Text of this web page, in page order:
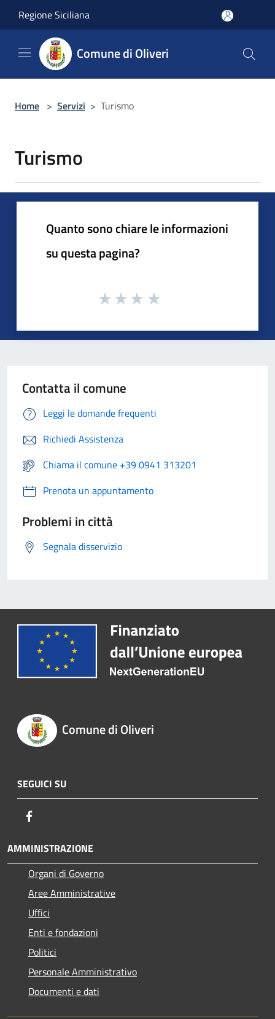
Regione Siciliana
Comune di Oliveri
Home > Servizi > Turismo
Turismo
Quanto sono chiare le informazioni
su questa pagina?
Contatta il comune
Leggi le domande frequenti
Richiedi Assistenza
Chiama il comune +39 0941 313201
Prenota un appuntamento
Problemi in città
Segnala disservizio
Comune di Oliveri
SEGUICI SU
AMMINISTRAZIONE
Organi di Governo
Aree Amministrative
Uffici
Enti e fondazioni
Politici
Personale Amministrativo
Documenti e dati